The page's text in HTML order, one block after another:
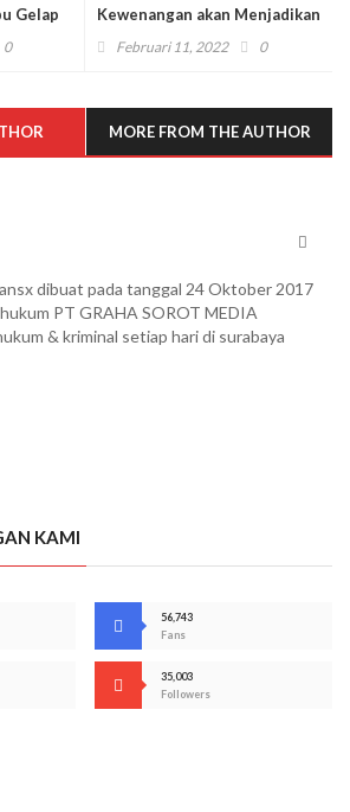
Gelap
0
Kewenangan akan Menjadikan
Divisi Propam Disegani,
Dihormati, dan
Februari 11, 2022 0
MORE FROM THE AUTHOR
dibuat pada tanggal 24 Oktober 2017
PT GRAHA SOROT MEDIA
& kriminal setiap hari di surabaya
KAMI
56,743
Fans
35,003
Followers